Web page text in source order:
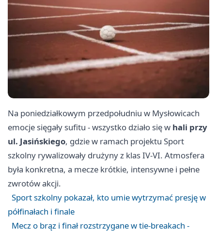
Na poniedziałkowym przedpołudniu w Mysłowicach
emocje sięgały sufitu - wszystko działo się w hali przy
ul. Jasińskiego, gdzie w ramach projektu Sport
szkolny rywalizowały drużyny z klas IV-VI. Atmosfera
była konkretna, a mecze krótkie, intensywne i pełne
zwrotów akcji.
Sport szkolny pokazał, kto umie wytrzymać presję w
półfinałach i finale
Mecz o brąz i finał rozstrzygane w tie-breakach -